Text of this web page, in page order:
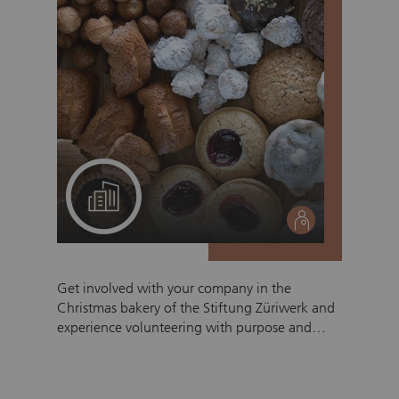
A project for your team
social
Get involved with your company in the
Christmas bakery of the Stiftung Züriwerk and
experience volunteering with purpose and